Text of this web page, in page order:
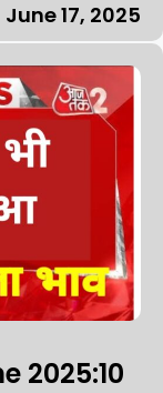
June 17, 2025
2025:10